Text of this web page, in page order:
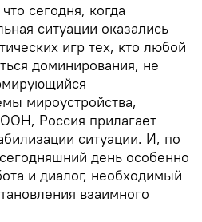
сегодня, когда
ситуации оказались
игр тех, кто любой
доминирования, не
мироустройства,
Россия прилагает
ситуации. И, по
день особенно
и диалог, необходимый
взаимного